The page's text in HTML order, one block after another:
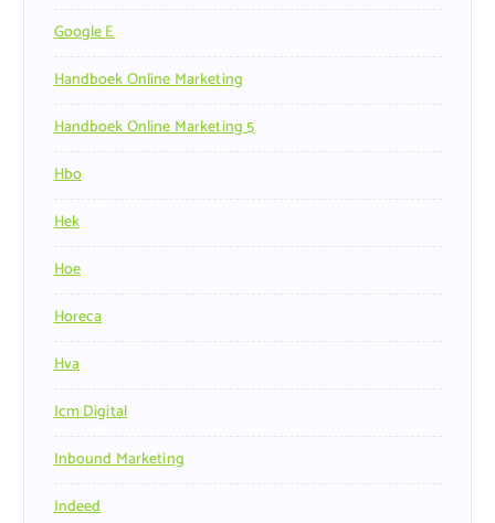
Google E
Handboek Online Marketing
Handboek Online Marketing 5
Hbo
Hek
Hoe
Horeca
Hva
Icm Digital
Inbound Marketing
Indeed